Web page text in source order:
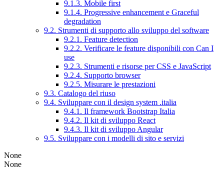
9.1.3. Mobile first
9.1.4. Progressive enhancement e Graceful
degradation
9.2. Strumenti di supporto allo sviluppo del software
9.2.1. Feature detection
9.2.2. Verificare le feature disponibili con Can I
use
9.2.3. Strumenti e risorse per CSS e JavaScript
9.2.4. Supporto browser
9.2.5. Misurare le prestazioni
9.3. Catalogo del riuso
9.4. Sviluppare con il design system .italia
9.4.1. Il framework Bootstrap Italia
9.4.2. Il kit di sviluppo React
9.4.3. Il kit di sviluppo Angular
9.5. Sviluppare con i modelli di sito e servizi
None
None